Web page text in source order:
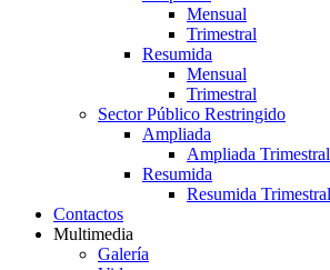
Mensual
Trimestral
Resumida
Mensual
Trimestral
Sector Público Restringido
Ampliada
Ampliada Trimestral
Resumida
Resumida Trimestral
Contactos
Multimedia
Galería